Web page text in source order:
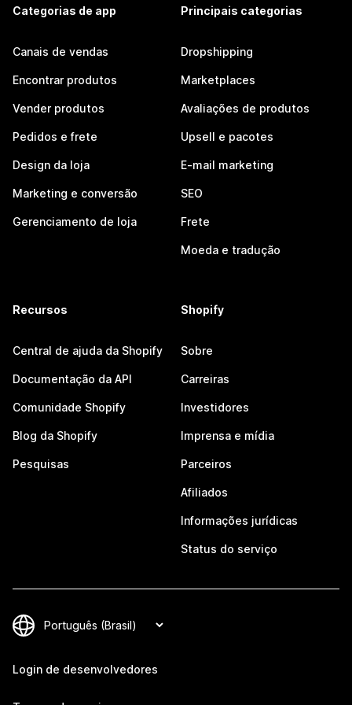
Categorias de app
Canais de vendas
Encontrar produtos
Vender produtos
Pedidos e frete
Design da loja
Marketing e conversão
Gerenciamento de loja
Principais categorias
Dropshipping
Marketplaces
Avaliações de produtos
Upsell e pacotes
E-mail marketing
SEO
Frete
Moeda e tradução
Recursos
Central de ajuda da Shopify
Documentação da API
Comunidade Shopify
Blog da Shopify
Pesquisas
Shopify
Sobre
Carreiras
Investidores
Imprensa e mídia
Parceiros
Afiliados
Informações jurídicas
Status do serviço
Login de desenvolvedores